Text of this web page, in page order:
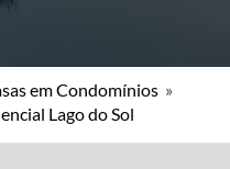
em Condomínios »
Lago do Sol